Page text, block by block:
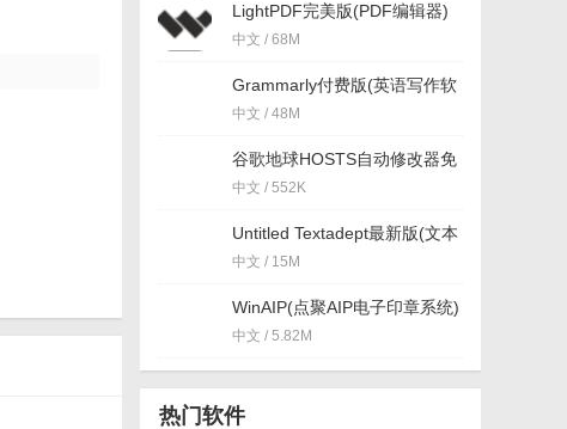
LightPDF完美版(PDF编辑器)
最新版
中文 / 68M
Grammarly付费版(英语写作软
件) v1.5 免费版
中文 / 48M
谷歌地球HOSTS自动修改器免
费版(自动更换hosts) v3.0 官
方版
中文 / 552K
Untitled Textadept最新版(文本
语言编辑和视图拆分) v1.0 免
费版
中文 / 15M
WinAIP(点聚AIP电子印章系统)
v3.0 中文版
中文 / 5.82M
热门软件